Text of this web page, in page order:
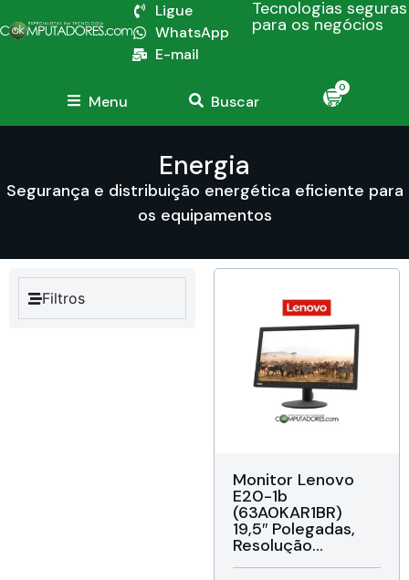
Ligue
WhatsApp
E-mail
Tecnologias seguras
para os negócios
Menu Buscar
0
Energia
Segurança e distribuição energética eficiente para
os equipamentos
Filtros
Monitor Lenovo
E20-1b
(63A0KAR1BR)
19,5″ Polegadas,
Resolução
1600×900, Brilho